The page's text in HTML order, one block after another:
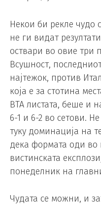
Некои би рекле чудо
не ги видат
оствари во овие три
Всушност,
најтежок, против
која е за стотина
ВТА листата, беше и
6-1 и 6-2 во сетови.
туку доминација на
дека формата оди во
вистинската
понеделник на
Чудата се можни, и